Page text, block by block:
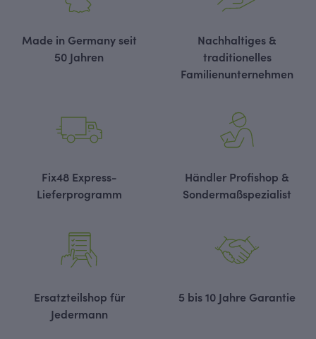
Made in Germany seit
50 Jahren
Nachhaltiges &
traditionelles
Familienunternehmen
Fix48 Express-
Lieferprogramm
Händler Profishop &
Sondermaßspezialist
Ersatzteilshop für
Jedermann
5 bis 10 Jahre Garantie